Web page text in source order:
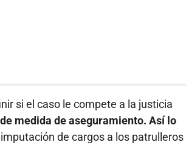
si el caso le compete a la justicia
medida de aseguramiento. Así lo
de cargos a los patrulleros